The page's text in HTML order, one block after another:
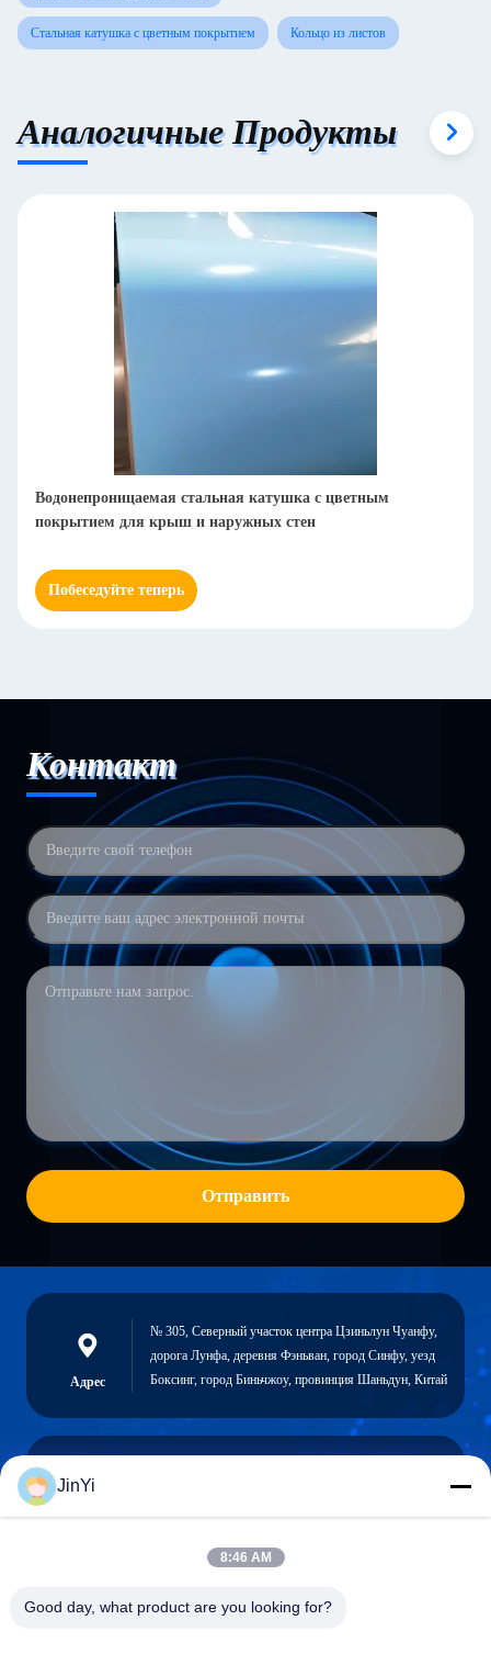
Стальная катушка с цветным покрытием Кольцо из листов
Аналогичные Продукты
Водонепроницаемая стальная катушка с цветным
покрытием для крыш и наружных стен
Побеседуйте теперь
Контакт
Отправить
Адрес
№ 305, Северный участок центра Цзиньлун Чуанфу,
дорога Лунфа, деревня Фэньван, город Синфу, уезд
Боксинг, город Биньчжоу, провинция Шаньдун, Китай
JinYi
8:46 AM
Good day, what product are you looking for?